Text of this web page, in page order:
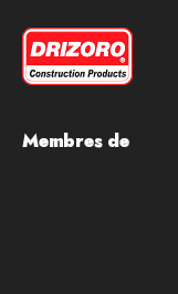
Membres de